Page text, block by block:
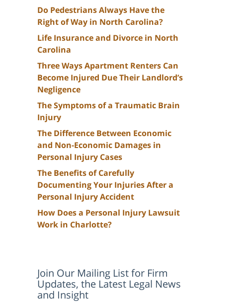
Do Pedestrians Always Have the
Right of Way in North Carolina?
Life Insurance and Divorce in North
Carolina
Three Ways Apartment Renters Can
Become Injured Due Their Landlord’s
Negligence
The Symptoms of a Traumatic Brain
Injury
The Difference Between Economic
and Non-Economic Damages in
Personal Injury Cases
The Benefits of Carefully
Documenting Your Injuries After a
Personal Injury Accident
How Does a Personal Injury Lawsuit
Work in Charlotte?
Join Our Mailing List for Firm
Updates, the Latest Legal News
and Insight